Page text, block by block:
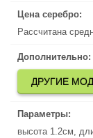
Цена серебро:
Рассчитана
Дополнительно:
ДРУГИЕ
Параметры:
высота 1.2см,